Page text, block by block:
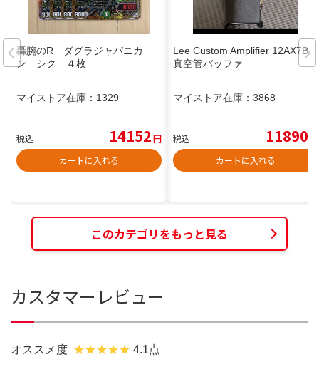
轟腕のR ダグラジャパニカ
ン シク ４枚
マイストア在庫： 1329
税込 14152円
カートに入れる
Lee Custom Amplifier 12AX7BB
真空管バッファ
マイストア在庫： 3868
税込 11890
カートに入れる
このカテゴリをもっと見る
カスタマーレビュー
オススメ度 4.1点